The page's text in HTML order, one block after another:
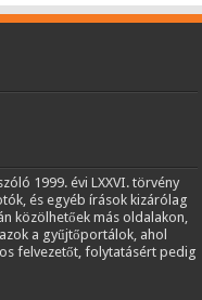
1999. évi LXXVI. törvény
és egyéb írások kizárólag
közölhetőek más oldalakon,
a gyűjtőportálok, ahol
felvezetőt, folytatásért pedig